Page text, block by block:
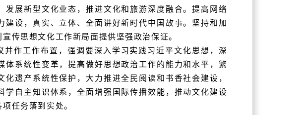
展新型文化业态，推进文化和旅游深度融合。提高网络
设，真实、立体、全面讲好新时代中国故事。坚持和加
传思想文化工作新局面提供坚强政治保证。
作工作布置，强调要深入学习实践习近平文化思想，深
系统性变革，提高做好思想政治工作的能力和水平，繁
遗产系统性保护，大力推进全民阅读和书香社会建设，
自主知识体系，全面增强国际传播效能，推动文化建设
任务落到实处。